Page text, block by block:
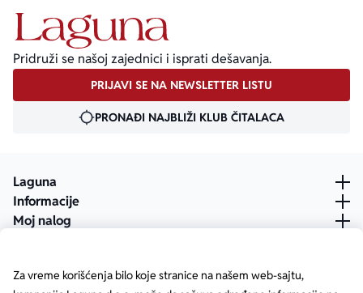
Za vreme korišćenja bilo koje stranice na našem web-sajtu,
Pridruži se našoj zajednici i isprati dešavanja.
PRIJAVI SE NA NEWSLETTER LISTU
PRONAĐI NAJBLIŽI KLUB ČITALACA
Laguna
Informacije
Moj nalog